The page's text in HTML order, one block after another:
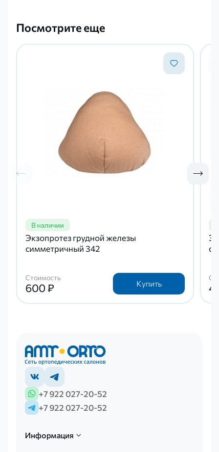
Посмотрите еще
Экзопротез грудной железы
симметричный 342
Стоимость
600 ₽ Купить 4
+7 922 027-20-52
+7 922 027-20-52
Информация